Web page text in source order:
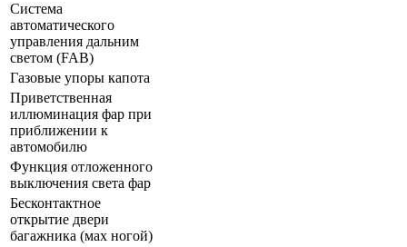
Система
автоматического
управления дальним
светом (FAB)
Газовые упоры капота
Приветственная
иллюминация фар при
приближении к
автомобилю
Функция отложенного
выключения света фар
Бесконтактное
открытие двери
багажника (мах ногой)